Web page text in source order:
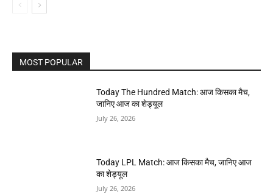
MOST POPULAR
Today The Hundred Match: आज किसका मैच,
जानिए आज का शेड्यूल
July 26, 2026
Today LPL Match: आज किसका मैच, जानिए आज
का शेड्यूल
July 26, 2026